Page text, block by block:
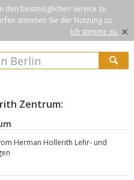
den bestmöglichen Service zu
stimmen Sie der Nutzung zu.
Ich stimme zu. ×
Zentrum:
Herman Hollerith Lehr- und